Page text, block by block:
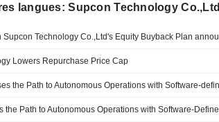
langues: Supcon Technology Co.,Ltd
Lowers Repurchase Price Cap